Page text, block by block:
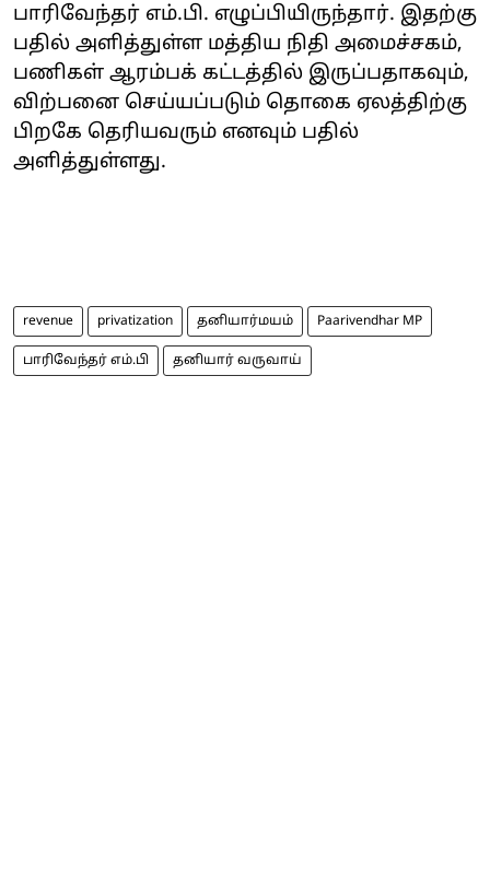
பாரிவேந்தர் எம்.பி. எழுப்பியிருந்தார். இதற்கு
பதில் அளித்துள்ள மத்திய நிதி அமைச்சகம்,
பணிகள் ஆரம்பக் கட்டத்தில் இருப்பதாகவும்,
விற்பனை செய்யப்படும் தொகை ஏலத்திற்கு
பிறகே தெரியவரும் எனவும் பதில்
அளித்துள்ளது.
revenue privatization தனியார்மயம் Paarivendhar MP
பாரிவேந்தர் எம்.பி தனியார் வருவாய்